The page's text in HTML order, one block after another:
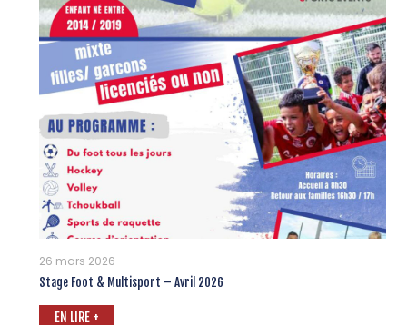
26 mars 2026
Stage Foot & Multisport – Avril 2026
EN LIRE +